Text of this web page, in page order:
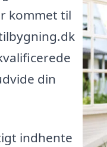
kommet til
din
indhente